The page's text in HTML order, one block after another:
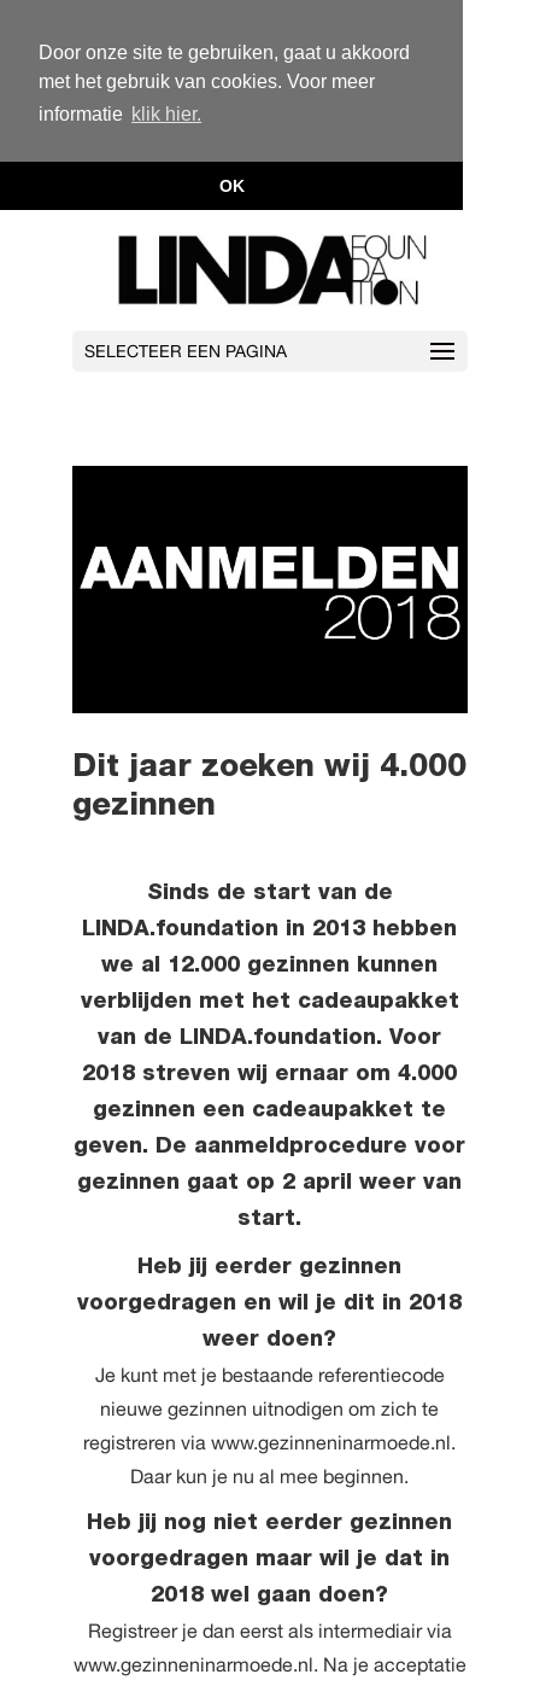
Door onze site te gebruiken, gaat u akkoord
met het gebruik van cookies. Voor meer
informatie klik hier.
OK
SELECTEER EEN PAGINA
Dit jaar zoeken wij 4.000
gezinnen
Sinds de start van de
LINDA.foundation in 2013 hebben
we al 12.000 gezinnen kunnen
verblijden met het cadeaupakket
van de LINDA.foundation. Voor
2018 streven wij ernaar om 4.000
gezinnen een cadeaupakket te
geven. De aanmeldprocedure voor
gezinnen gaat op 2 april weer van
start.
Heb jij eerder gezinnen
voorgedragen en wil je dit in 2018
weer doen?
Je kunt met je bestaande referentiecode
nieuwe gezinnen uitnodigen om zich te
registreren viawww.gezinneninarmoede.nl.
Daar kun je nu al mee beginnen.
Heb jij nog niet eerder gezinnen
voorgedragen maar wil je dat in
2018 wel gaan doen?
Registreer je dan eerst als intermediair via
www.gezinneninarmoede.nl. Na je acceptatie